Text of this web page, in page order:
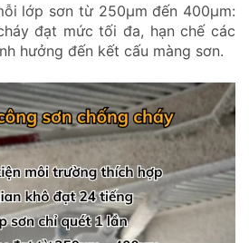
lớp sơn từ 250µm đến 400µm:
đạt mức tối đa, hạn chế các
hưởng đến kết cấu màng sơn.